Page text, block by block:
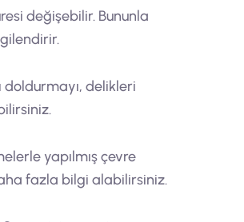
değişebilir. Bununla
doldurmayı, delikleri
yapılmış çevre
fazla bilgi alabilirsiniz.